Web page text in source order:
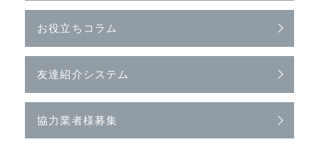
お役立ちコラム
友達紹介システム
協力業者様募集